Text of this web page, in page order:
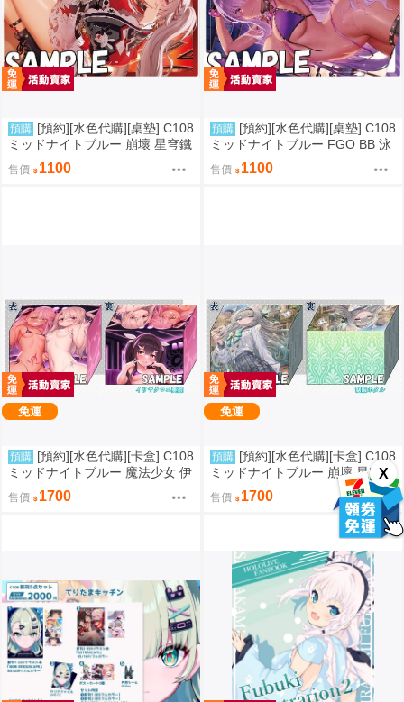
X
預購 [預約][水色代購][桌墊] C108
ミッドナイトブルー 崩壞 星穹鐵
道 火花
售價 1100
預購 [預約][水色代購][桌墊] C108
ミッドナイトブルー FGO BB 泳
售價 1100
免運
預購 [預約][水色代購][卡盒] C108
ミッドナイトブルー 魔法少女 伊
莉雅&美遊&克洛伊
售價 1700
免運
預購 [預約][水色代購][卡盒] C108
ミッドナイトブルー 崩壞 星穹鐵
道 流螢
售價 1700